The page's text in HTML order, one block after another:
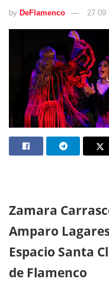
by DeFlamenco 27 09
Zamara
Amparo
Espacio Santa
de Flamenco